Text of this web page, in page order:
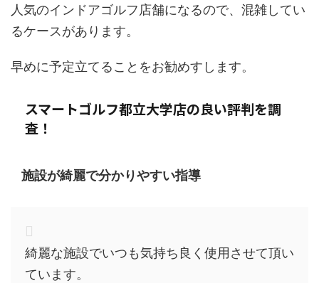
人気のインドアゴルフ店舗になるので、混雑してい
るケースがあります。
早めに予定立てることをお勧めすします。
スマートゴルフ都立大学店の良い評判を調
査！
施設が綺麗で分かりやすい指導
綺麗な施設でいつも気持ち良く使用させて頂い
ています。